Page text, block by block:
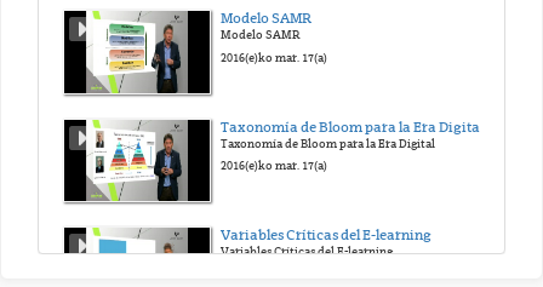
Modelo SAMR
Modelo SAMR
2016(e)ko mar. 17(a)
Taxonomía de Bloom para la Era Digital
Taxonomía de Bloom para la Era Digital
2016(e)ko mar. 17(a)
Variables Críticas del E-learning
Variables Críticas del E-learning